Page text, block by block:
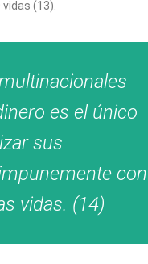
(13).
es el único
sus
con
vidas. (14)